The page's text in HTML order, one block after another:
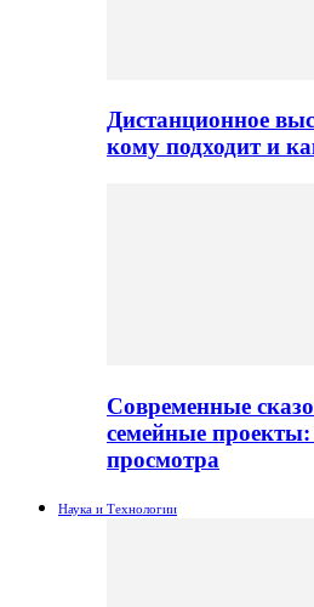
Дистанционное
кому подходит и
Современные
семейные
просмотра
Наука и Технологии